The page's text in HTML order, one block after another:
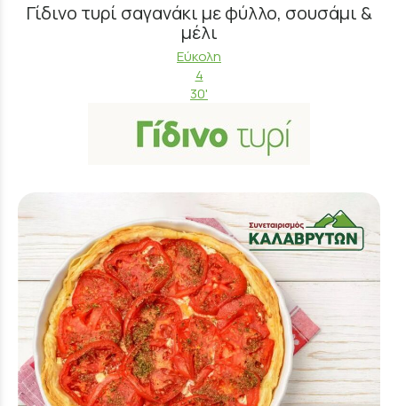
Γίδινο τυρί σαγανάκι με φύλλο, σουσάμι &
μέλι
Εύκολη
4
30'